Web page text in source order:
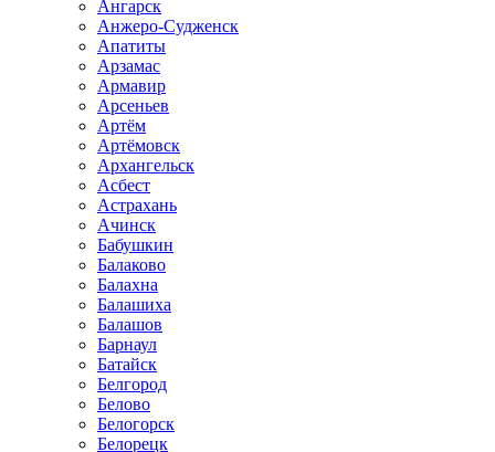
Ангарск
Анжеро-Судженск
Апатиты
Арзамас
Армавир
Арсеньев
Артём
Артёмовск
Архангельск
Асбест
Астрахань
Ачинск
Бабушкин
Балаково
Балахна
Балашиха
Балашов
Барнаул
Батайск
Белгород
Белово
Белогорск
Белорецк